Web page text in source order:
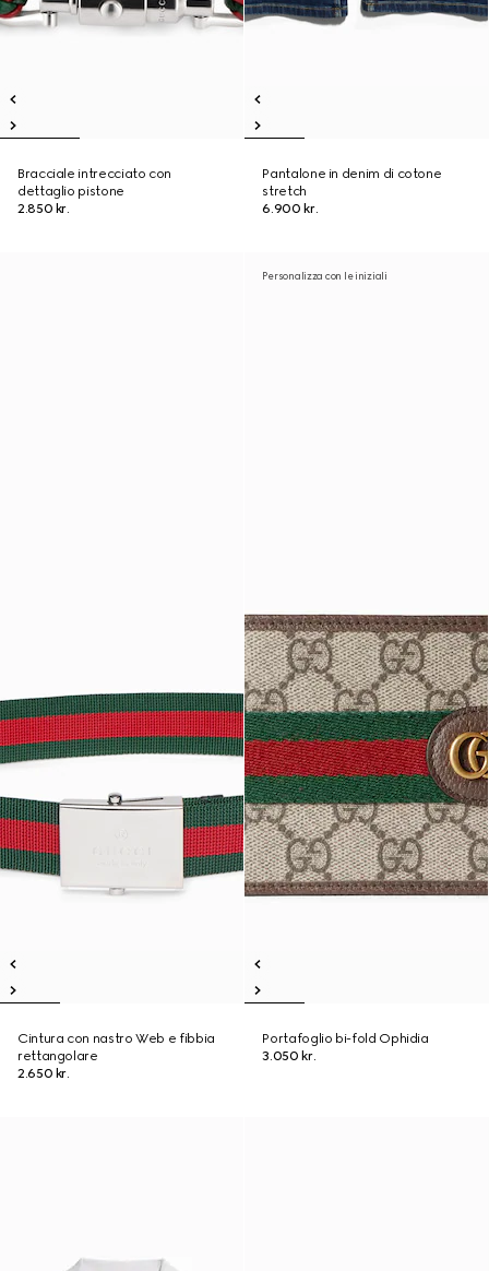
Bracciale intrecciato con
dettaglio pistone
2.850 kr.
Pantalone in denim di cotone
stretch
6.900 kr.
Cintura con nastro Web e fibbia
rettangolare
2.650 kr.
Personalizza con le iniziali
Portafoglio bi-fold Ophidia
3.050 kr.